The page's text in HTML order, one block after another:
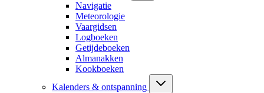
Navigatie
Meteorologie
Vaargidsen
Logboeken
Getijdeboeken
Almanakken
Kookboeken
Kalenders & ontspanning